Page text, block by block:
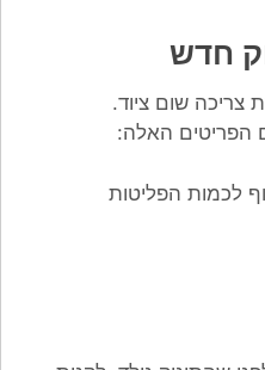
חדש
שום ציוד.
הפריטים האלה:
לכמות הפליטות